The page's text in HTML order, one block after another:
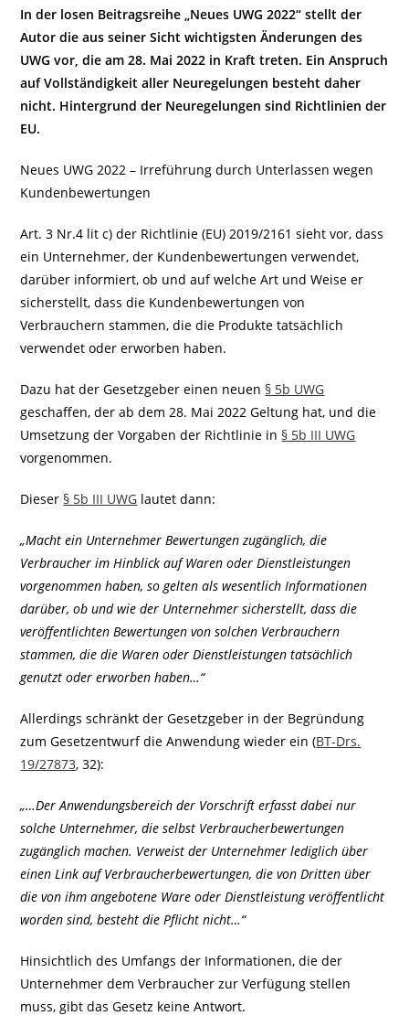
In der losen Beitragsreihe „Neues UWG 2022“ stellt der
Autor die aus seiner Sicht wichtigsten Änderungen des
UWG vor, die am 28. Mai 2022 in Kraft treten. Ein Anspruch
auf Vollständigkeit aller Neuregelungen besteht daher
nicht. Hintergrund der Neuregelungen sind Richtlinien der
EU.
Neues UWG 2022 – Irreführung durch Unterlassen wegen
Kundenbewertungen
Art. 3 Nr.4 lit c) der Richtlinie (EU) 2019/2161 sieht vor, dass
ein Unternehmer, der Kundenbewertungen verwendet,
darüber informiert, ob und auf welche Art und Weise er
sicherstellt, dass die Kundenbewertungen von
Verbrauchern stammen, die die Produkte tatsächlich
verwendet oder erworben haben.
Dazu hat der Gesetzgeber einen neuen § 5b UWG
geschaffen, der ab dem 28. Mai 2022 Geltung hat, und die
Umsetzung der Vorgaben der Richtlinie in § 5b III UWG
vorgenommen.
Dieser § 5b III UWG lautet dann:
„Macht ein Unternehmer Bewertungen zugänglich, die
Verbraucher im Hinblick auf Waren oder Dienstleistungen
vorgenommen haben, so gelten als wesentlich Informationen
darüber, ob und wie der Unternehmer sicherstellt, dass die
veröffentlichten Bewertungen von solchen Verbrauchern
stammen, die die Waren oder Dienstleistungen tatsächlich
genutzt oder erworben haben…“
Allerdings schränkt der Gesetzgeber in der Begründung
zum Gesetzentwurf die Anwendung wieder ein (BT-Drs.
19/27873, 32):
„…Der Anwendungsbereich der Vorschrift erfasst dabei nur
solche Unternehmer, die selbst Verbraucherbewertungen
zugänglich machen. Verweist der Unternehmer lediglich über
einen Link auf Verbraucherbewertungen, die von Dritten über
die von ihm angebotene Ware oder Dienstleistung veröffentlicht
worden sind, besteht die Pflicht nicht…“
Hinsichtlich des Umfangs der Informationen, die der
Unternehmer dem Verbraucher zur Verfügung stellen
muss, gibt das Gesetz keine Antwort.